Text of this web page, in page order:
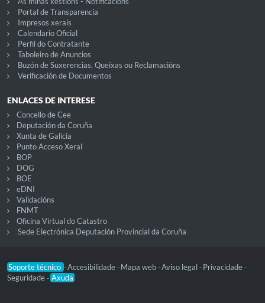
Portal de Transparencia
Impresos xerais
Calendario Oficial
Perfil do Contratante
Taboleiro de Anuncios
Buzón de Suxerencias, Queixas ou Reclamacións
Verificación de Documentos
ENLACES DE INTERESE
Concello de Cee
Deputación da Coruña
Xunta de Galicia
Punto Acceso Xeral
BOP
DOG
BOE
eDNI
Validacións
FNMT
Oficina Virtual do Catastro
Sede Electrónica Deputación Provincial da Coruña
Soporte técnico -Accesibilidade - Mapa web -Aviso legal - Privacidade -
Seguridade - Axuda